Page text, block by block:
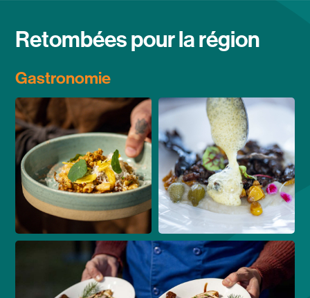
Retombées pour la région
Gastronomie